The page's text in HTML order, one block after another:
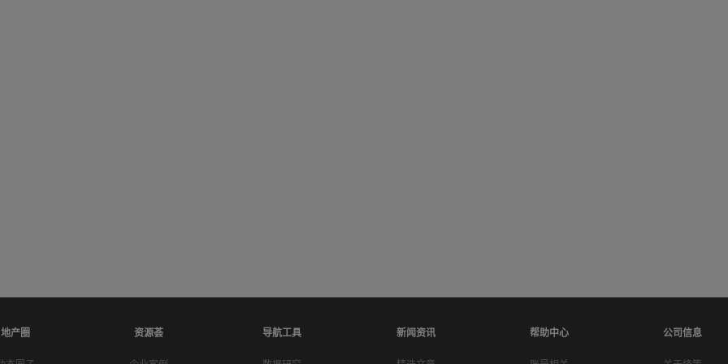
地产圈 资源荟 导航工具 新闻资讯 帮助中心 公司信息